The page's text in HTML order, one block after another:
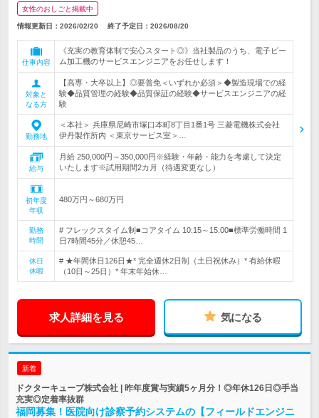
女性のおしごと掲載中
情報更新日：2026/02/20 終了予定日： 2026/08/20
仕事内容
《充実の教育体制で安心スタート◎》当社製品のうち、電子ビー
ム加工機のサービスエンジニアをお任せします！
対象と
なる方
【高専・大卒以上】◎要普免＜いずれか必須＞◆製造現場での経
験◆品質管理の経験◆品質保証の経験◆サービスエンジニアの経
験
勤務地
＜本社＞ 兵庫県尼崎市塚口本町8丁目1番1号 三菱電機株式会社
伊丹製作所内 ＜東京サービス室＞…
給与
月給 250,000円～350,000円※経験・年齢・能力を考慮して決定
いたします※試用期間2カ月（待遇変更なし）
初年度
年収
480万円～680万円
勤務
時間
# フレックスタイム制■コアタイム 10:15～15:00■標準労働時間 1
日7時間45分／休憩45…
休日
休暇
# ★年間休日126日★* 完全週休2日制（土日祝休み）* 有給休暇
（10日～25日）* 年末年始休…
求人詳細を見る 気になる
新着
ドクターキューブ株式会社 | 昨年度賞与実績5ヶ月分！◎年休126日◎手当
充実◎定着率抜群
福岡募集！医院向け診察予約システムの【フィールドエンジニ